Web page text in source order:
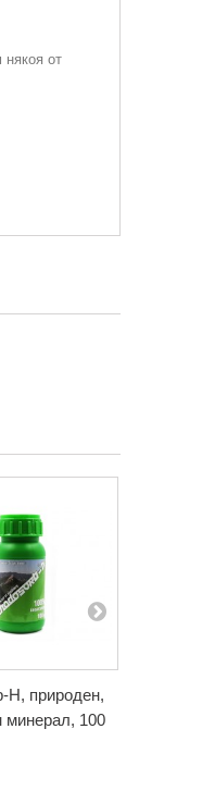
някоя от
H, природен,
минерал, 100